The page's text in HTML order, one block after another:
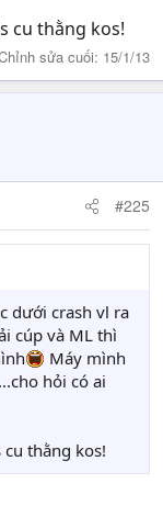
cu thằng kos!
sửa cuối: 15/1/13
#225
dưới crash vl ra
cúp và ML thì
Máy mình
hỏi có ai
cu thằng kos!